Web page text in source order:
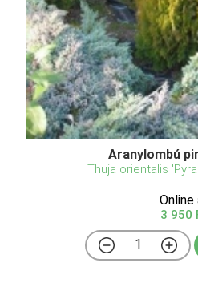
Aranylombú
Thuja orientalis
Online
3 950